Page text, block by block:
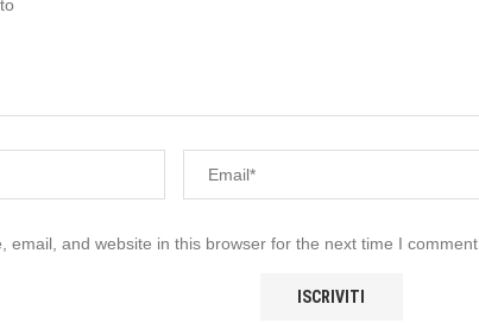
email, and website in this browser for the next time I comment.